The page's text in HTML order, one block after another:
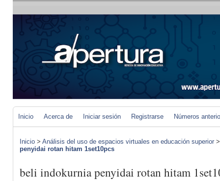
Inicio Acerca de Iniciar sesión Registrarse Números
Inicio > Análisis del uso de espacios virtuales en educación superior
penyidai rotan hitam 1set10pcs
beli indokurnia penyidai rotan hitam